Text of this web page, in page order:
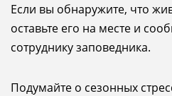
Если вы обнаружите, что
оставьте его на месте и
сотруднику заповедника.
Подумайте о сезонных